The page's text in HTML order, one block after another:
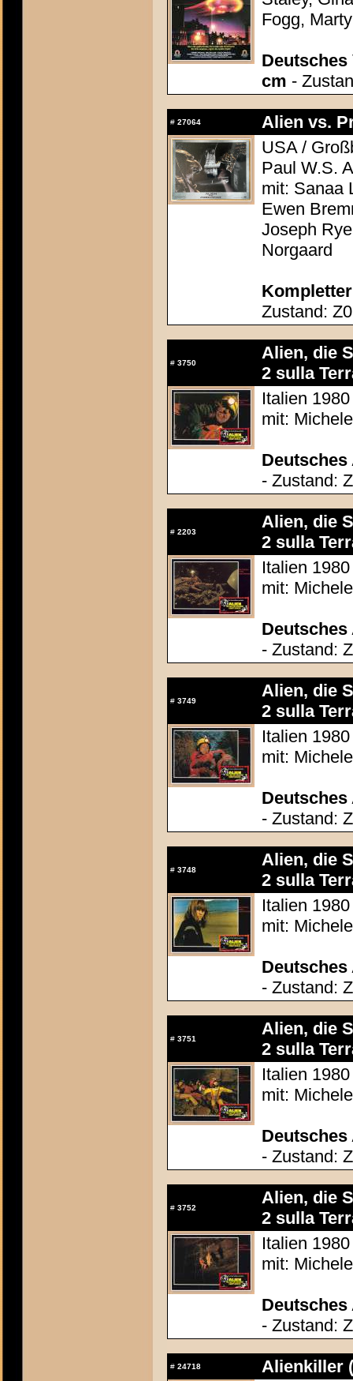
Fogg,
Deutsches
cm -
# 27064
Alien vs.
USA /
Paul W.S.
mit: Sanaa
Ewen
Joseph
Norgaard
Zustand: Z0
# 3750
Alien, die
2 sulla
Italien
mit:
Deutsches
- Zustand:
# 2203
Alien, die
2 sulla
Italien
mit:
Deutsches
- Zustand:
# 3749
Alien, die
2 sulla
Italien
mit:
Deutsches
- Zustand:
# 3748
Alien, die
2 sulla
Italien
mit:
Deutsches
- Zustand:
# 3751
Alien, die
2 sulla
Italien
mit:
Deutsches
- Zustand:
# 3752
Alien, die
2 sulla
Italien
mit:
Deutsches
- Zustand:
# 24718
Alienkiller